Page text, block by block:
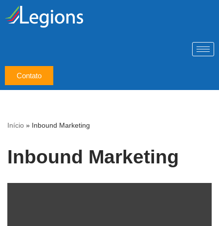
Pular
Contato
Início » Inbound Marketing
Inbound Marketing